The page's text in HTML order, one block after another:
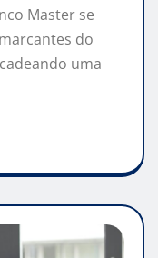
Master se
do
uma